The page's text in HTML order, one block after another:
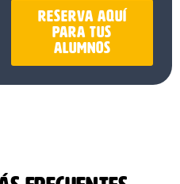
Reserva aquí
para tus
alumnos